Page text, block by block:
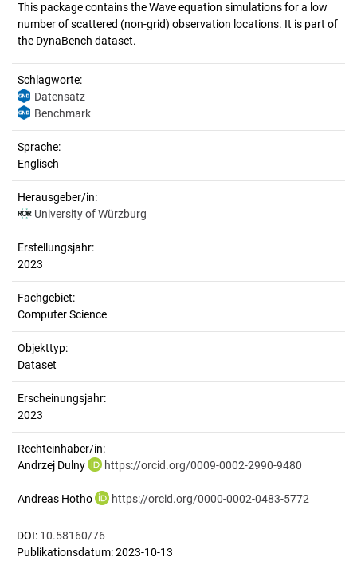
This package contains the Wave equation simulations for a low
number of scattered (non-grid) observation locations. It is part of
Schlagworte:
Datensatz
Benchmark
Sprache:
Englisch
Herausgeber/in:
University of Würzburg
Erstellungsjahr:
2023
Fachgebiet:
Computer Science
Objekttyp:
Dataset
Erscheinungsjahr:
2023
Rechteinhaber/in:
Andrzej Dulny
https://orcid.org/0009-0002-2990-9480
Andreas Hotho https://orcid.org/0000-0002-0483-5772
DOI: 10.58160/76
Publikationsdatum: 2023-10-13